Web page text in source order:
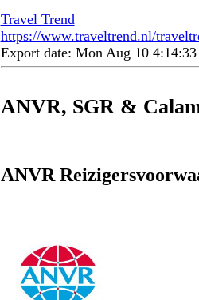
Travel Trend
https://www.traveltrend.nl/
Export date: Mon Aug 10
ANVR, SGR &
ANVR